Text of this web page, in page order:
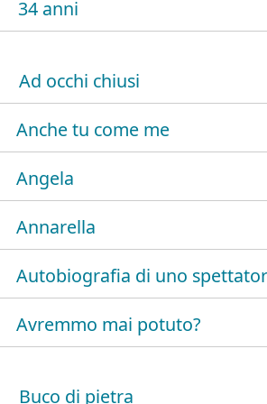
34 anni
Ad occhi chiusi
Anche tu come me
Angela
Annarella
Autobiografia di uno
Avremmo mai potuto?
Buco di pietra